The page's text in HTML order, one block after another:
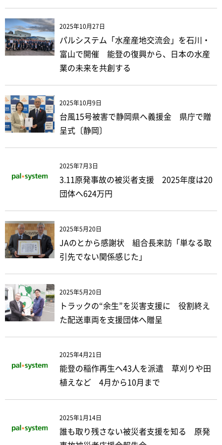
2025年10月27日
パルシステム「水産産地交流会」を石川・
富山で開催 能登の復興から、日本の水産
業の未来を共創する
2025年10月9日
台風15号被害で静岡県へ義援金 県庁で贈
呈式〔静岡〕
2025年7月3日
3.11原発事故の被災者支援 2025年度は20
団体へ624万円
2025年5月20日
JAのとから感謝状 組合長来訪「単なる取
引先でない関係感じた」
2025年5月20日
トラックの“余生”を災害支援に 役割終え
た配送車両を支援団体へ贈呈
2025年4月21日
能登の稲作再生へ43人を派遣 草刈りや田
植えなど 4月から10月まで
2025年1月14日
誰も取り残さない被災者支援を知る 原発